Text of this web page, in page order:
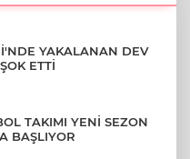
YAKALANAN DEV
ETTİ
TAKIMI YENİ SEZON
BAŞLIYOR